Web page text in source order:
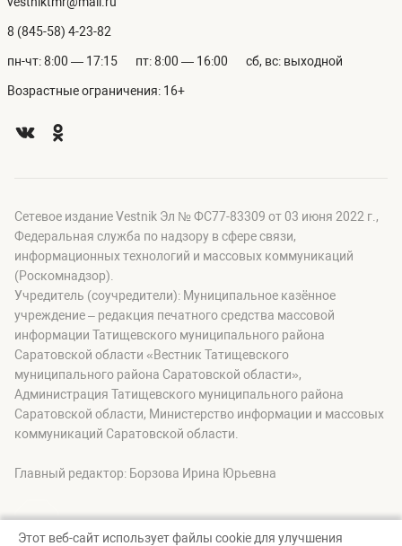
8 (845-58) 4-23-82
пн-чт: 8:00 — 17:15 пт: 8:00 — 16:00 сб, вс: выходной
Возрастные ограничения: 16+
Сетевое издание Vestnik Эл № ФС77-83309 от 03 июня 2022 г.,
Федеральная служба по надзору в сфере связи,
информационных технологий и массовых коммуникаций
(Роскомнадзор).
Учредитель (соучредители): Муниципальное казённое
учреждение – редакция печатного средства массовой
информации Татищевского муниципального района
Саратовской области «Вестник Татищевского
муниципального района Саратовской области»,
Администрация Татищевского муниципального района
Саратовской области, Министерство информации и массовых
коммуникаций Саратовской области.
Главный редактор: Борзова Ирина Юрьевна
Этот веб-сайт использует файлы cookie для улучшения